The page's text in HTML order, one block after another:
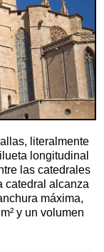
literalmente
longitudinal
las catedrales
catedral alcanza
máxima,
y un volumen